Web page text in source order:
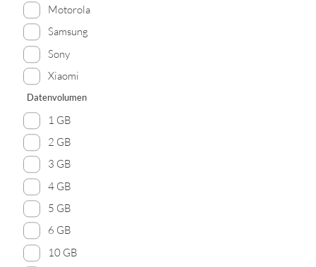
Motorola
Samsung
Sony
Xiaomi
Datenvolumen
1 GB
2 GB
3 GB
4 GB
5 GB
6 GB
10 GB